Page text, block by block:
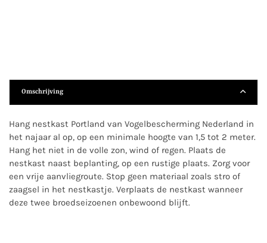
Omschrijving
Hang nestkast Portland van Vogelbescherming Nederland in
het najaar al op, op een minimale hoogte van 1,5 tot 2 meter.
Hang het niet in de volle zon, wind of regen. Plaats de
nestkast naast beplanting, op een rustige plaats. Zorg voor
een vrije aanvliegroute. Stop geen materiaal zoals stro of
zaagsel in het nestkastje. Verplaats de nestkast wanneer
deze twee broedseizoenen onbewoond blijft.